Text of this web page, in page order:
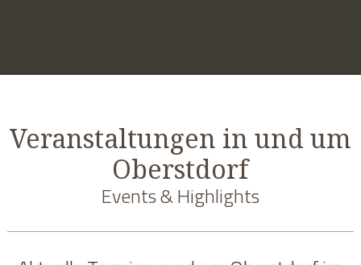
Veranstaltungen in und um
Oberstdorf
Events & Highlights